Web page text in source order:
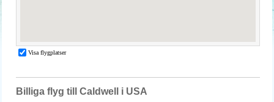
Billiga flyg till Caldwell i USA